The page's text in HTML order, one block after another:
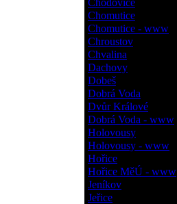
Chodovice
Chomutice
Chomutice - www
Chroustov
Chvalina
Dachovy
Dobeš
Dobrá Voda
Dvůr Králové
Dobrá Voda - www
Holovousy
Holovousy - www
Hořice
Hořice MěÚ - www
Jeníkov
Jeřice